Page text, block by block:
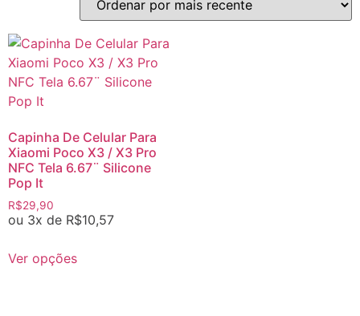
Capinha De Celular Para
Xiaomi Poco X3 / X3 Pro
NFC Tela 6.67¨ Silicone
Pop It
R$29,90
ou 3x de R$10,57
Ver opções